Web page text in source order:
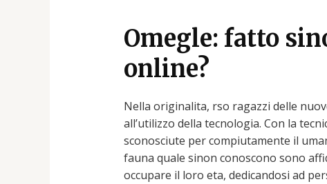
Omegle: fatto
online?
Nella originalita, rso ragazzi delle
all’utilizzo della tecnologia. Con la
sconosciute per compiutamente il
fauna quale sinon conoscono sono
occupare il loro eta, dedicandosi ad